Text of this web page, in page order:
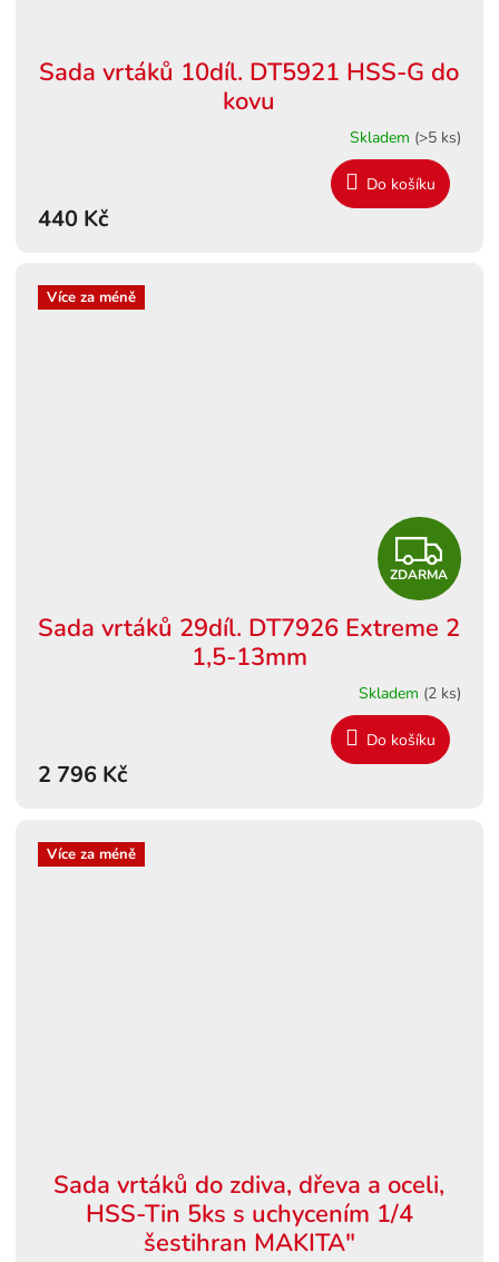
Sada vrtáků 10díl. DT5921 HSS-G do
kovu
Skladem (>5 ks)
440 Kč
Do košíku
Více za méně
Z
D
A
R
M
ZDARMA
Sada vrtáků 29díl. DT7926 Extreme 2
1,5-13mm
Skladem (2 ks)
2 796 Kč
Do košíku
Více za méně
Sada vrtáků do zdiva, dřeva a oceli,
HSS-Tin 5ks s uchycením 1/4
šestihran MAKITA"